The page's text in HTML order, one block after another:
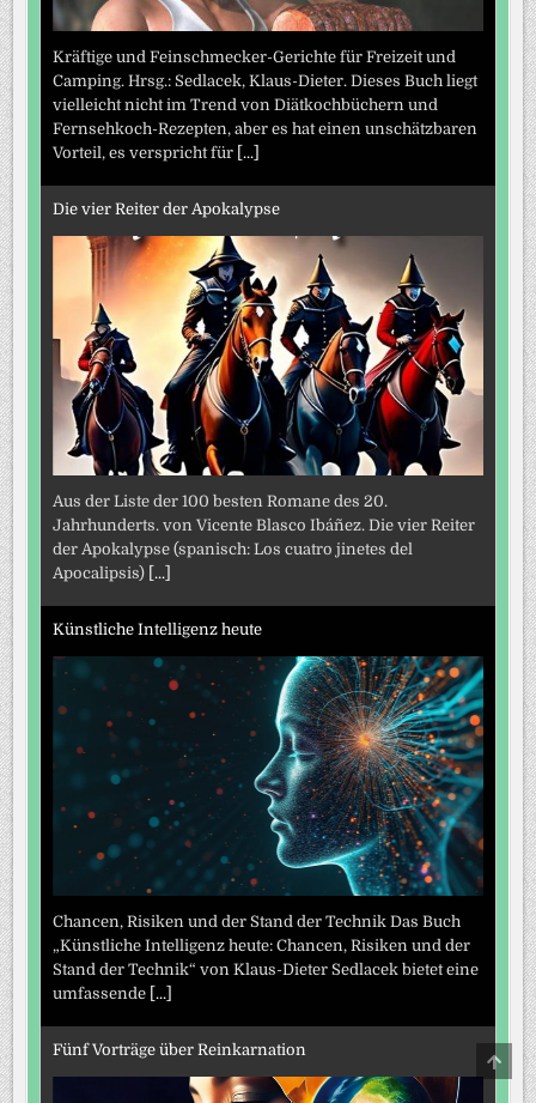
Kräftige und Feinschmecker-Gerichte für Freizeit und
Camping. Hrsg.: Sedlacek, Klaus-Dieter. Dieses Buch liegt
vielleicht nicht im Trend von Diätkochbüchern und
Fernsehkoch-Rezepten, aber es hat einen unschätzbaren
Vorteil, es verspricht für [...]
Die vier Reiter der Apokalypse
Aus der Liste der 100 besten Romane des 20.
Jahrhunderts. von Vicente Blasco Ibáñez. Die vier Reiter
der Apokalypse (spanisch: Los cuatro jinetes del
Apocalipsis) [...]
Künstliche Intelligenz heute
Chancen, Risiken und der Stand der Technik Das Buch
„Künstliche Intelligenz heute: Chancen, Risiken und der
Stand der Technik“ von Klaus-Dieter Sedlacek bietet eine
umfassende [...]
Fünf Vorträge über Reinkarnation
TO
TOP